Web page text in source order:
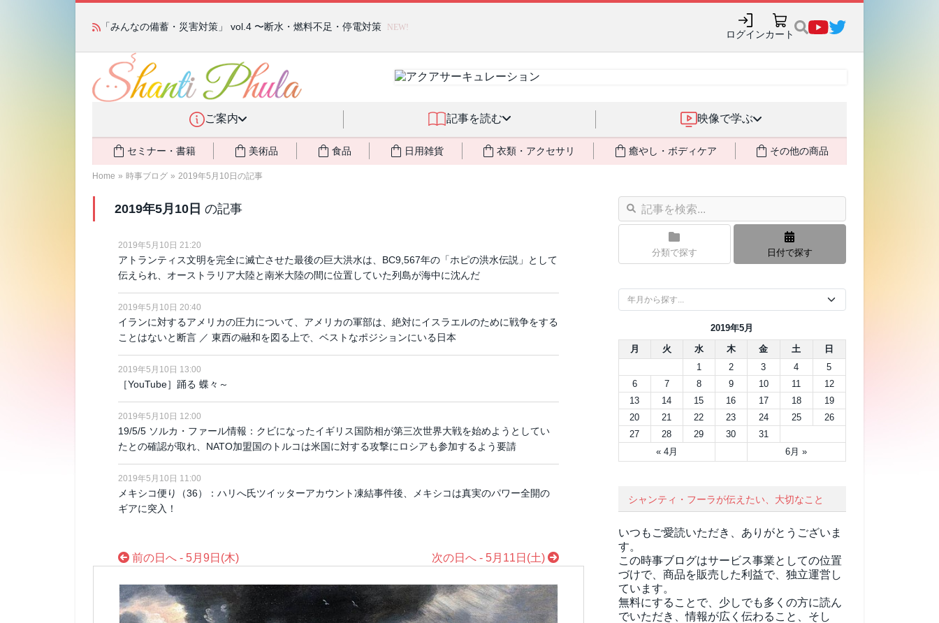
「みんなの備蓄・災害対策」 vol.4 〜断水・燃料不足・停電対策 NEW!
ログインカート
ご案内 記事を読む 映像で学ぶ
セミナー・書籍 美術品 食品 日用雑貨 衣類・アクセサリ 癒やし・ボディケア その他の商品
Home » 時事ブログ » 2019年5月10日の記事
2019年5月10日 の記事
2019年5月10日 21:20
アトランティス文明を完全に滅亡させた最後の巨大洪水は、BC9,567年の「ホピの洪水伝説」として
伝えられ、オーストラリア大陸と南米大陸の間に位置していた列島が海中に沈んだ
2019年5月10日 20:40
イランに対するアメリカの圧力について、アメリカの軍部は、絶対にイスラエルのために戦争をする
ことはないと断言 ／ 東西の融和を図る上で、ベストなポジションにいる日本
2019年5月10日 13:00
［YouTube］踊る 蝶々～
2019年5月10日 12:00
19/5/5 ソルカ・ファール情報：クビになったイギリス国防相が第三次世界大戦を始めようとしてい
たとの確認が取れ、NATO加盟国のトルコは米国に対する攻撃にロシアも参加するよう要請
2019年5月10日 11:00
メキシコ便り（36）：ハリへ氏ツイッターアカウント凍結事件後、メキシコは真実のパワー全開の
ギアに突入！
前の日へ - 5月9日(木) 次の日へ - 5月11日(土)
分類で探す 日付で探す
2019年5月
月
火 水 木 金 土 日
« 4月 6月 »
1 2 3 4
5
6
7 8 9 10 11
12
13
14 15 16 17 18
19
20
21 22 23 24 25
26
27
28 29 30 31
シャンティ・フーラが伝えたい、大切なこと
いつもご愛読いただき、ありがとうございま
す。
この時事ブログはサービス事業としての位置
づけで、商品を販売した利益で、独立運営し
ています。
無料にすることで、少しでも多くの方に読ん
でいただき、情報が広く伝わること、そし